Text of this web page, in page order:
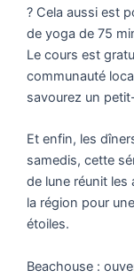
? Cela aussi est
de yoga de 75
Le cours est
communauté
savourez un
Et enfin, les
samedis, cette
de lune réunit les
la région pour
étoiles.
Beachouse :